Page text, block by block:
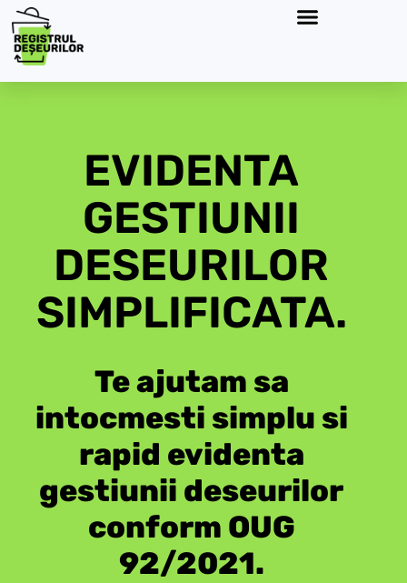
EVIDENTA
GESTIUNII
DESEURILOR
SIMPLIFICATA.
Te ajutam sa
intocmesti simplu si
rapid evidenta
gestiunii deseurilor
conform OUG
92/2021.